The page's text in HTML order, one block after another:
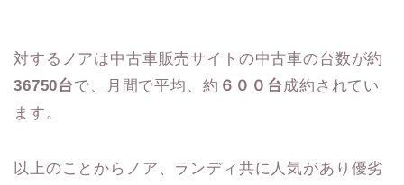
対するノアは中古車販売サイトの中古車の台数が約
36750台で、月間で平均、約 ６００台成約されてい
ます。
以上のことからノア、ランディ共に人気があり優劣